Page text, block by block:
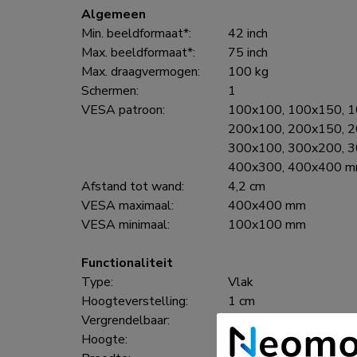
Algemeen
Min. beeldformaat*:
42 inch
Max. beeldformaat*:
75 inch
Max. draagvermogen:
100 kg
Schermen:
1
VESA patroon:
100x100, 100x150,
200x100, 200x150,
300x100, 300x200,
400x300, 400x400
Afstand tot wand:
4,2 cm
VESA maximaal:
400x400 mm
VESA minimaal:
100x100 mm
Functionaliteit
Type:
Vlak
Hoogteverstelling:
1 cm
Vergrendelbaar:
Hoogte:
48,8 cm